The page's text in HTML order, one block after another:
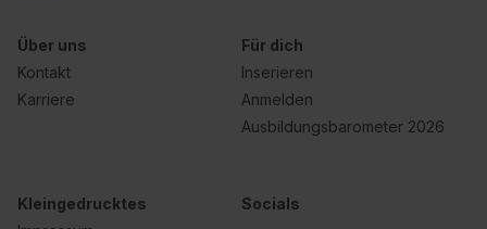
Über uns
Kontakt
Karriere
Für dich
Inserieren
Anmelden
Ausbildungsbarometer 2026
Kleingedrucktes
Socials